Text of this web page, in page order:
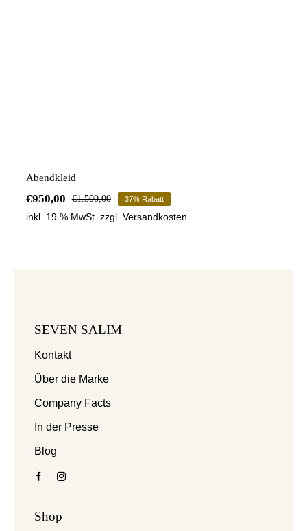
Abendkleid
€1.500,00Ursprünglicher
Preis
€950,00
Aktueller
Preis
37% Rabatt
inkl. 19 % MwSt. zzgl. Versandkosten
SEVEN SALIM
Kontakt
Über die Marke
Company Facts
In der Presse
Blog
Shop